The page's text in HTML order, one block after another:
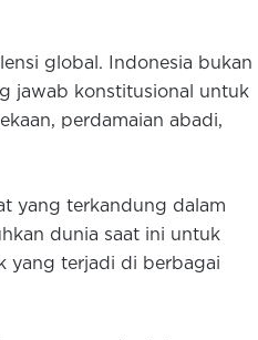
global. Indonesia bukan
jawab konstitusional untuk
perdamaian abadi,
yang terkandung dalam
dunia saat ini untuk
yang terjadi di berbagai